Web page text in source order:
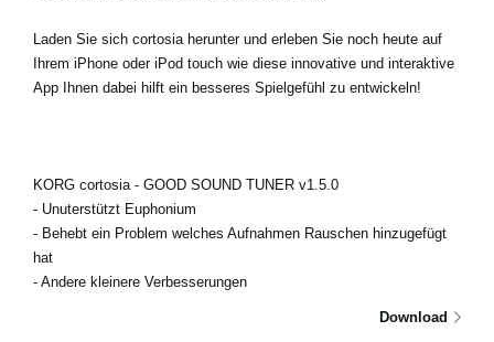
Laden Sie sich cortosia herunter und erleben Sie noch heute auf
Ihrem iPhone oder iPod touch wie diese innovative und interaktive
App Ihnen dabei hilft ein besseres Spielgefühl zu entwickeln!
KORG cortosia - GOOD SOUND TUNER v1.5.0
- Unuterstützt Euphonium
- Behebt ein Problem welches Aufnahmen Rauschen hinzugefügt
hat
- Andere kleinere Verbesserungen
Download